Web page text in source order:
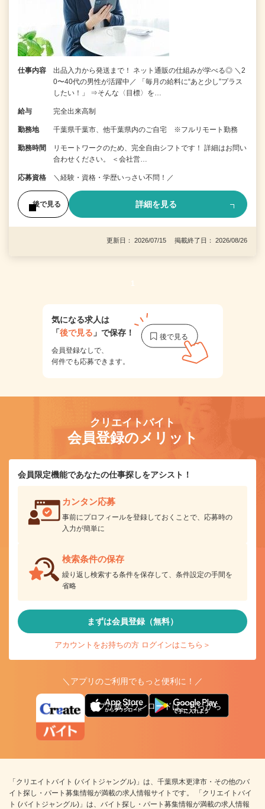
仕事内容
出品入力から発送まで！ ネット通販の仕組みが学べる◎ ＼2
0〜40代の男性が活躍中／ 「毎月の給料に“あと少し”プラス
したい！」 ⇒そんな〈目標〉を…
給与 完全出来高制
勤務地 千葉県千葉市、他千葉県内のご自宅 ※フルリモート勤務
勤務時間
リモートワークのため、完全自由シフトです！ 詳細はお問い
合わせください。 ＜会社営…
応募資格 ＼経験・資格・学歴いっさい不問！／
後で見る 詳細を見る
更新日： 2026/07/15 掲載終了日： 2026/08/26
1
気になる求人は
「後で見る 」で保存！
会員登録なしで、
何件でも応募できます。
クリエイトバイト
会員登録のメリット
会員限定機能であなたの仕事探しをアシスト！
カンタン応募
事前にプロフィールを登録しておくことで、応募時の
入力が簡単に
検索条件の保存
繰り返し検索する条件を保存して、条件設定の手間を
省略
まずは会員登録（無料）
アカウントをお持ちの方 ログインはこちら＞
＼アプリのご利用でもっと便利に！／
アプリ版ダウンロードはこちらから
「クリエイトバイト (バイトジャングル)」は、千葉県木更津市・その他のバ
イト探し・パート募集情報が満載の求人情報サイトです。 「クリエイトバイ
ト (バイトジャングル)」は、バイト探し・パート募集情報が満載の求人情報